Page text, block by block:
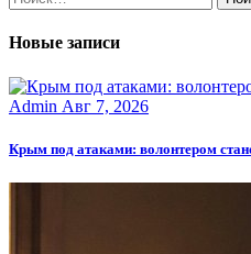
Новые записи
Admin Авг 7, 2026
Крым под атаками: волонтером